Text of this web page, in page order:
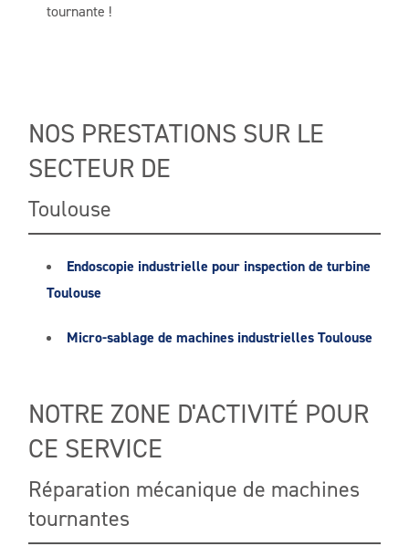
tournante !
NOS PRESTATIONS SUR LE
SECTEUR DE
Toulouse
Endoscopie industrielle pour inspection de turbine
Toulouse
Micro-sablage de machines industrielles Toulouse
NOTRE ZONE D'ACTIVITÉ POUR
CE SERVICE
Réparation mécanique de machines
tournantes